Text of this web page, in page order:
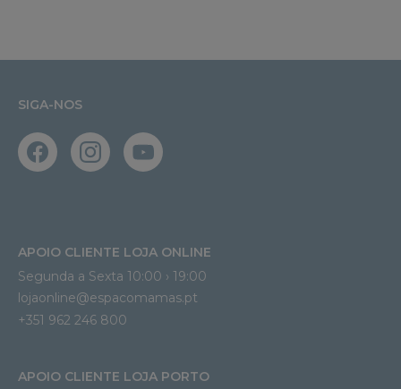
SIGA-NOS
APOIO CLIENTE LOJA ONLINE
Segunda a Sexta 10:00 › 19:00
lojaonline@espacomamas.pt
+351 962 246 800
APOIO CLIENTE LOJA PORTO